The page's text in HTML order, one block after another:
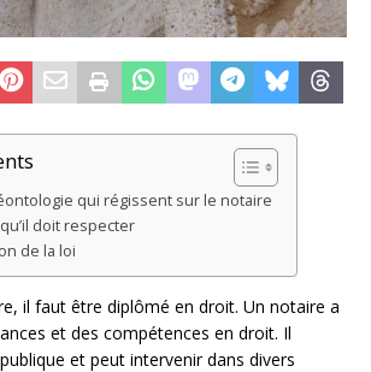
qui régissent sur le notaire
doit respecter
de la loi
il faut être diplômé en droit. Un notaire a
et des compétences en droit. Il
et peut intervenir dans divers